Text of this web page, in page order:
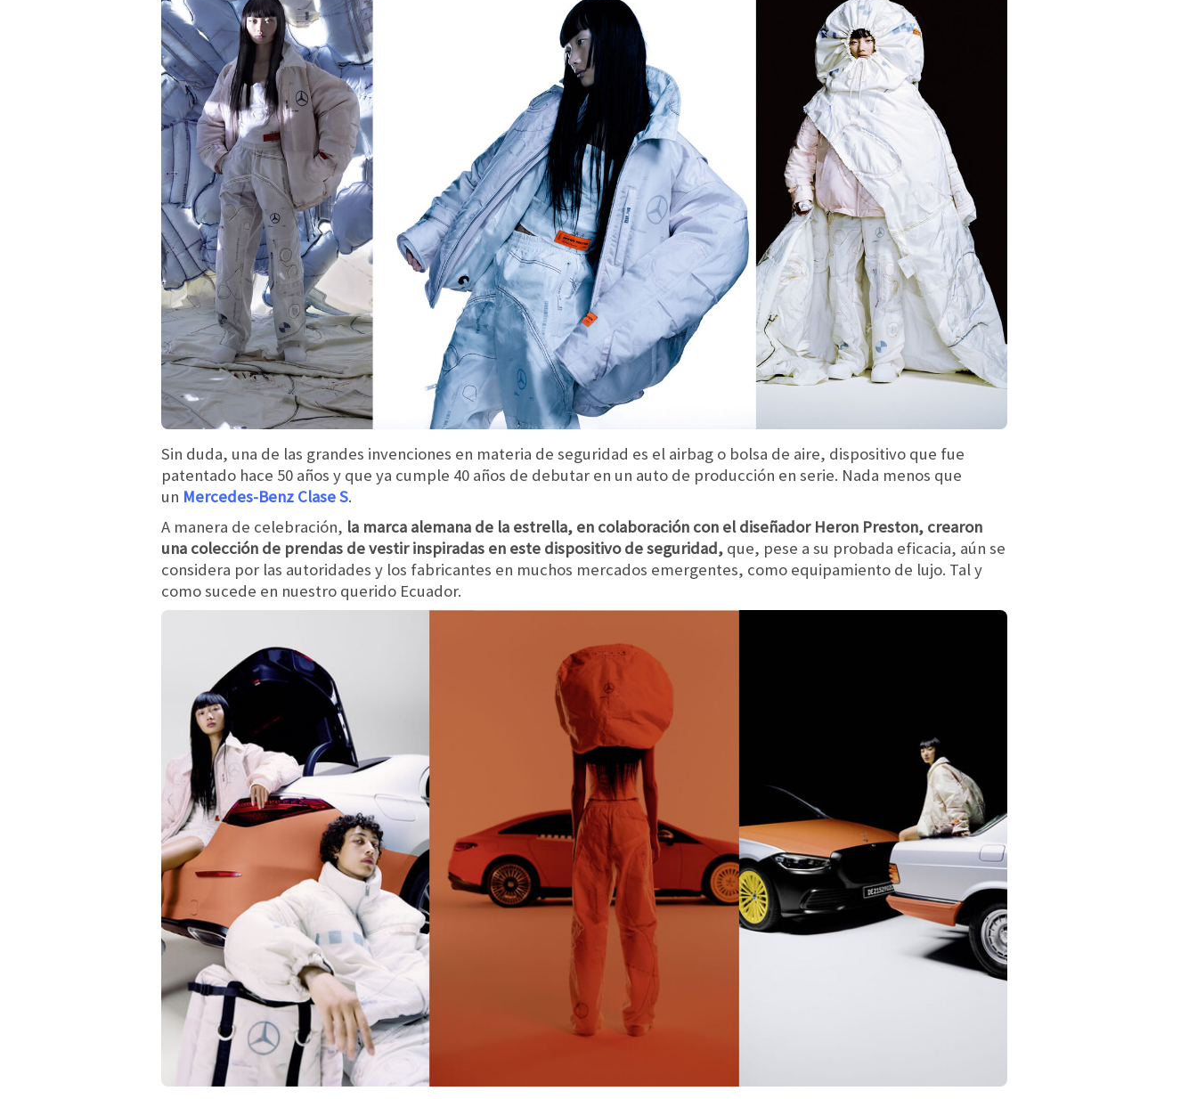
Sin duda, una de las grandes invenciones en materia de seguridad es el airbag o bolsa de aire, dispositivo que fue
patentado hace 50 años y que ya cumple 40 años de debutar en un auto de producción en serie. Nada menos que
un Mercedes-Benz Clase S.
A manera de celebración, la marca alemana de la estrella, en colaboración con el diseñador Heron Preston, crearon
una colección de prendas de vestir inspiradas en este dispositivo de seguridad, que, pese a su probada eficacia, aún se
considera por las autoridades y los fabricantes en muchos mercados emergentes, como equipamiento de lujo. Tal y
como sucede en nuestro querido Ecuador.